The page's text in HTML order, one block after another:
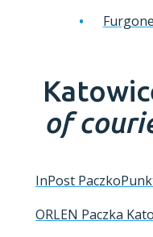
of
InPost
ORLEN Paczka